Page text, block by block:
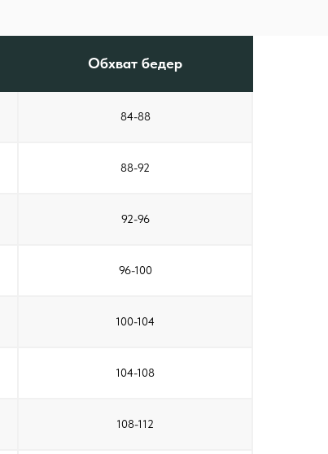
Обхват бедер
84-88
88-92
92-96
96-100
100-104
104-108
108-112